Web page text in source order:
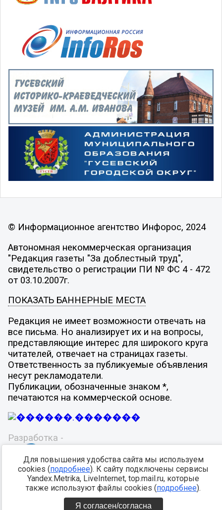
© Информационное агентство Инфорос, 2024
Автономная некоммерческая организация
"Редакция газеты "За доблестный труд",
свидетельство о регистрации ПИ № ФС 4 - 472
от 03.10.2007г.
ПОКАЗАТЬ БАННЕРНЫЕ МЕСТА
Редакция не имеет возможности отвечать на
все письма. Но анализирует их и на вопросы,
представляющие интерес для широкого круга
читателей, отвечает на страницах газеты.
Ответственность за публикуемые объявления
несут рекламодатели.
Публикации, обозначенные знаком *,
печатаются на коммерческой основе.
Разработка -
Для повышения удобства сайта мы используем
cookies (подробнее). К сайту подключены сервисы
Yandex.Metrika, LiveInternet, top.mail.ru, которые
также используют файлы cookies (подробнее).
Я согласен/согласна